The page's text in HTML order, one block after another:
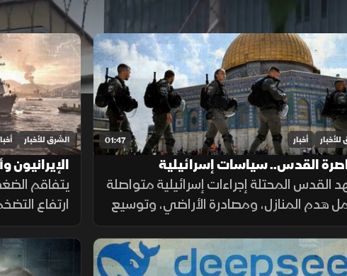
01:47 أخبار
القدس.. سياسات إسرائيلية
القدس المحتلة إجراءات إسرائيلية متواصلة
هدم المنازل، ومصادرة الأراضي، وتوسيع
وتسوية الأراضي، وسط تحذيرات
الواقع الديموغرافي والجغرافي
الشرق للأخبار
الإيرانيون
كاهل الأسر
يتفاقم
ارتفاع
الفجوة بين
تقليص